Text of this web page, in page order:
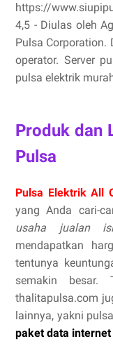
https://
4,5 - ‎Diulas oleh
Pulsa Corporation.
operator. Server
pulsa elektrik
Produk dan
Pulsa
Pulsa Elektrik All
yang Anda cari-
usaha jualan
mendapatkan
tentunya
semakin besar.
thalitapulsa.com
lainnya, yakni
paket data